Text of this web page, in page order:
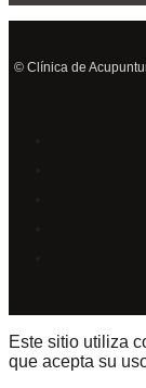
© Clínica de
Este sitio utiliza
que acepta su